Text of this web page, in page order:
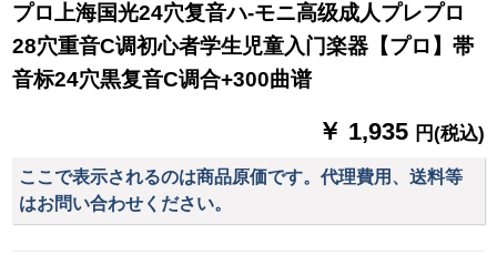
プロ上海国光24穴复音ハ-モニ高级成人プレプロ
28穴重音C调初心者学生児童入门楽器【プロ】帯
音标24穴黒复音C调合+300曲谱
￥ 1,935 円(税込)
ここで表示されるのは商品原価です。代理費用、送料等
はお問い合わせください。